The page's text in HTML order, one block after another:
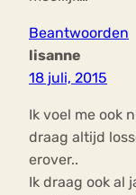
Beantwoorden
lisanne
18 juli, 2015
Ik voel me ook
draag altijd
erover..
Ik draag ook al